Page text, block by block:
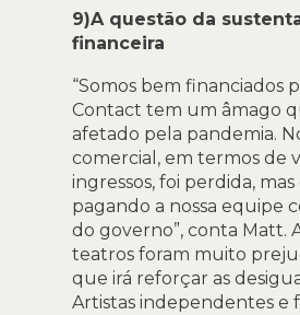
9)A questão da
financeira
“Somos bem financiados
Contact tem um âmago
afetado pela pandemia.
comercial, em termos de
ingressos, foi perdida,
pagando a nossa equipe
do governo”, conta Matt.
teatros foram muito
que irá reforçar as
Artistas independentes e